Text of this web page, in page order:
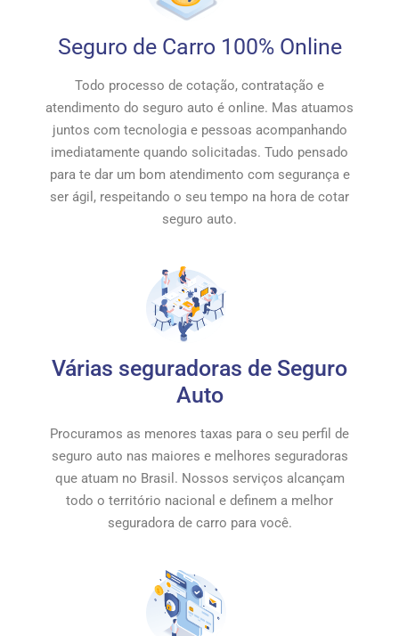
Seguro de Carro 100% Online
Todo processo de cotação, contratação e
atendimento do seguro auto é online. Mas atuamos
juntos com tecnologia e pessoas acompanhando
imediatamente quando solicitadas. Tudo pensado
para te dar um bom atendimento com segurança e
ser ágil, respeitando o seu tempo na hora de cotar
seguro auto.
Várias seguradoras de Seguro
Auto
Procuramos as menores taxas para o seu perfil de
seguro auto nas maiores e melhores seguradoras
que atuam no Brasil. Nossos serviços alcançam
todo o território nacional e definem a melhor
seguradora de carro para você.